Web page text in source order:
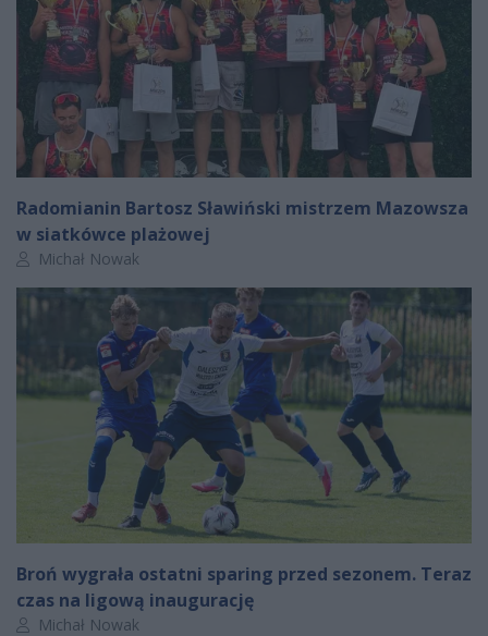
Radomianin Bartosz Sławiński mistrzem Mazowsza
w siatkówce plażowej
Autor artykułu:
Michał Nowak
Broń wygrała ostatni sparing przed sezonem. Teraz
czas na ligową inaugurację
Autor artykułu:
Michał Nowak